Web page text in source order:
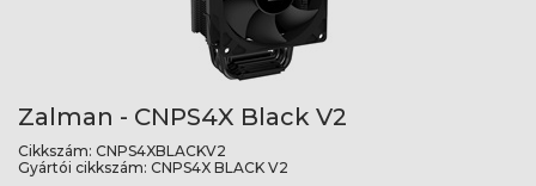
Zalman - CNPS4X Black V2
Cikkszám: CNPS4XBLACKV2
Gyártói cikkszám: CNPS4X BLACK V2